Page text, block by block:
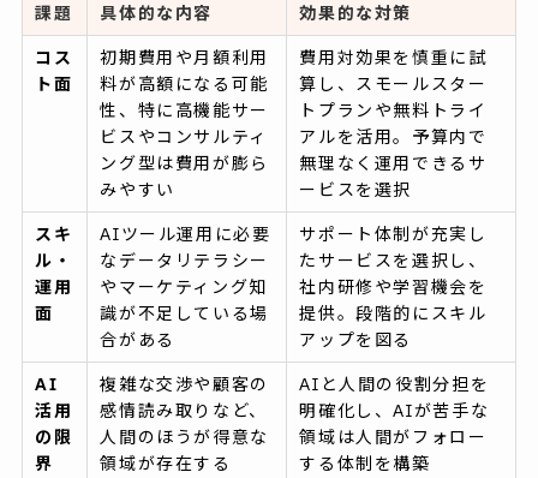
課題 具体的な内容 効果的な対策
コス
ト面
初期費用や月額利用
料が高額になる可能
性、特に高機能サー
ビスやコンサルティ
ング型は費用が膨ら
みやすい
費用対効果を慎重に試
算し、スモールスター
トプランや無料トライ
アルを活用。予算内で
無理なく運用できるサ
ービスを選択
スキ
ル・
運用
面
AIツール運用に必要
なデータリテラシー
やマーケティング知
識が不足している場
合がある
サポート体制が充実し
たサービスを選択し、
社内研修や学習機会を
提供。段階的にスキル
アップを図る
AI
活用
の限
界
複雑な交渉や顧客の
感情読み取りなど、
人間のほうが得意な
領域が存在する
AIと人間の役割分担を
明確化し、AIが苦手な
領域は人間がフォロー
する体制を構築